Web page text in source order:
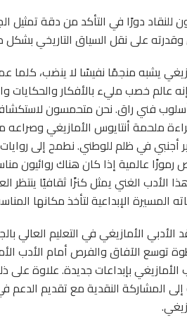
للنقاد دورًا في التأكد من دقة تمثيل
على نقل السياق التاريخي
يشبه منجمًا نفيسًا لا ينضب، كلما
عالم خصب مليء بالأفكار والحكايات
فني راق. نحن متحمسون
ملحمة أنتايوس الأمازيغي
أجنبي في ظلم للوطني. نطمح إلى
عالمية إذا كان هناك روائيون
الأدب الغني يمثل كنزًا ثقافيًا ينتظر
المسيرة الإبداعية لتأخذ مكانها
الأدبي الأمازيغي في التعليم العالي
توسع الآفاق والفرص أمام الأدب
الأمازيغي بإبداعات جديدة. علاوة على
المشاركة النقدية مع تقديم الدعم